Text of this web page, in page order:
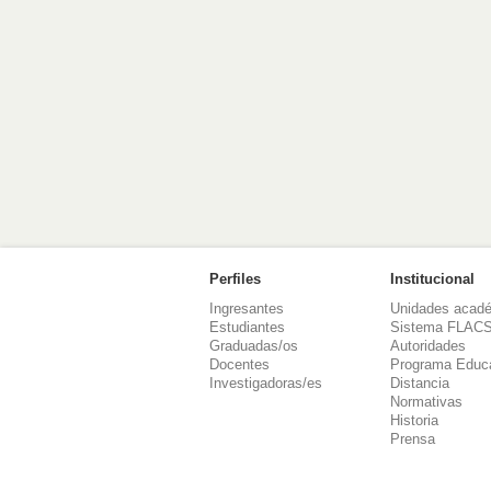
Perfiles
Ingresantes
Estudiantes
Graduadas/os
Docentes
Investigadoras/es
Institucional
Unidades
Sistema
Autoridades
Programa
Distancia
Normativas
Historia
Prensa